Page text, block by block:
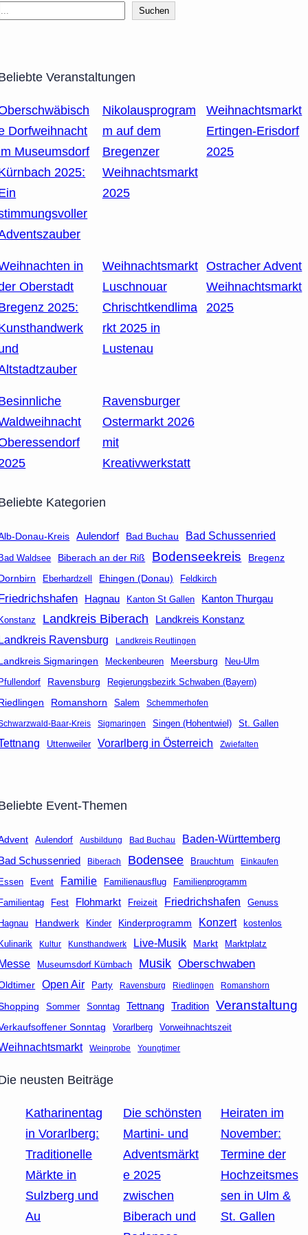
Suchen
Veranstaltungen
Dorfweihnacht
Museumsdorf
2025:
Nikolausprogram
m auf dem
Bregenzer
Weihnachtsmarkt
2025
Weihnachtsmarkt
Ertingen-Erisdorf
2025
in
Oberstadt
2025:
Weihnachtsmarkt
Luschnouar
Chrischtkendlima
rkt 2025 in
Lustenau
Ostracher Advent
Weihnachtsmarkt
2025
Ravensburger
Ostermarkt 2026
mit
Kreativwerkstatt
Kategorien
Donau-Kreis Aulendorf Bad Buchau Bad Schussenried
Bad Waldsee Biberach an der Riß Bodenseekreis
Bregenz
Dornbirn
Eberhardzell Ehingen (Donau) Feldkirch
Hagnau Kanton St Gallen Kanton Thurgau
Konstanz Landkreis Biberach Landkreis Konstanz
Ravensburg Landkreis Reutlingen
Sigmaringen Meckenbeuren Meersburg Neu-Ulm
Pfullendorf Ravensburg Regierungsbezirk Schwaben (Bayern)
Romanshorn Salem Schemmerhofen
Baar-Kreis Sigmaringen Singen (Hohentwiel) St. Gallen
Uttenweiler Vorarlberg in Österreich Zwiefalten
Event-Themen
Aulendorf Ausbildung Bad Buchau
Baden-Württemberg
Schussenried
Biberach Bodensee Brauchtum Einkaufen
Essen Event Familie Familienausflug Familienprogramm
Familientag Fest Flohmarkt Freizeit Friedrichshafen Genuss
Hagnau Handwerk Kinder Kinderprogramm Konzert kostenlos
Kulinarik Kultur Kunsthandwerk Live-Musik Markt Marktplatz
Messe Museumsdorf Kürnbach Musik Oberschwaben
Open Air Party Ravensburg Riedlingen Romanshorn
Sommer Sonntag Tettnang Tradition Veranstaltung
Sonntag Vorarlberg Vorweihnachtszeit
Weinprobe Youngtimer
neusten Beiträge
Katharinentag
in Vorarlberg:
Traditionelle
Märkte in
Sulzberg und
Au
Die schönsten
Martini- und
Adventsmärkt
e 2025
zwischen
Biberach und
Heiraten im
November:
Termine der
Hochzeitsmes
sen in Ulm &
St. Gallen